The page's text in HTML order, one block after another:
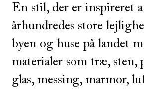
En stil, der er inspireret
århundredes store
byen og huse på landet
materialer som træ, sten,
glas, messing, marmor,